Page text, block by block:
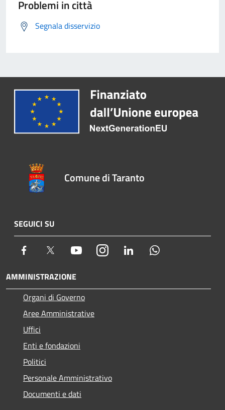
Problemi in città
Segnala disservizio
Comune di Taranto
SEGUICI SU
Facebook Twitter YoutubeInstagram LinkedIn
AMMINISTRAZIONE
Organi di Governo
Aree Amministrative
Uffici
Enti e fondazioni
Politici
Personale Amministrativo
Documenti e dati